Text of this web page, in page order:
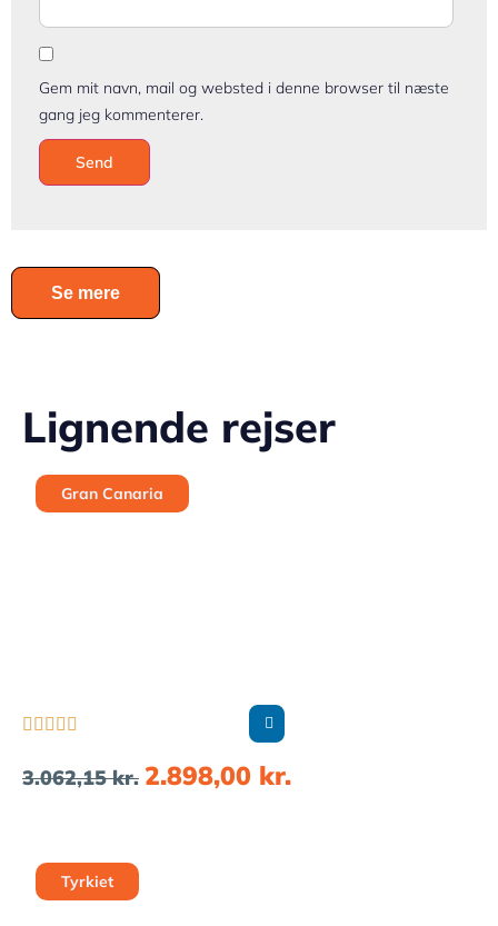
Gem mit navn, mail og websted i denne browser til næste
gang jeg kommenterer.
Se mere
Lignende rejser
Gran Canaria
    
3.062,15kr. 2.898,00 kr.
Tyrkiet